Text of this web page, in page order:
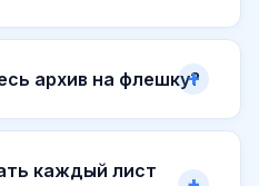
архив на флешку?
каждый лист